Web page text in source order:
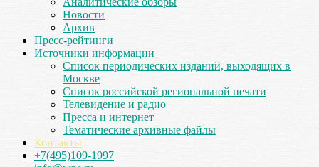
Новости
Архив
Пресс-рейтинги
Источники информации
Список периодических изданий, выходящих в
Москве
Список российской региональной печати
Телевидение и радио
Пресса и интернет
Тематические архивные файлы
Контакты
+7(495)109-1997